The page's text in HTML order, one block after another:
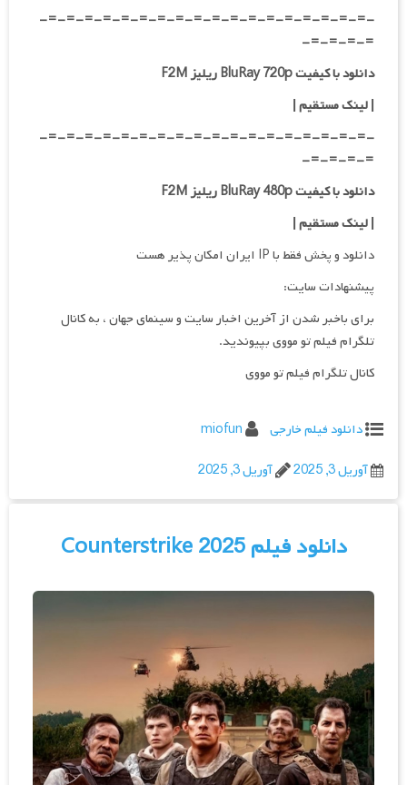
-=-=-=-=-=-=-=-=-=-=-=-=-=-=-=-=-=-=-
=-=-=-=-
دانلود با کیفیت BluRay 720p ریلیز F2M
| لینک مستقیم|
-=-=-=-=-=-=-=-=-=-=-=-=-=-=-=-=-=-=-
=-=-=-=-
دانلود با کیفیت BluRay 480p ریلیز F2M
| لینک مستقیم|
دانلود و پخش فقط با IP ایران امکان پذیر هست
پیشنهادات سایت:
برای باخبر شدن از آخرین اخبار سایت و سینمای جهان ، به کانال
تلگرام فیلم تو مووی بپیوندید.
کانال تلگرام فیلم تو مووی
دانلود فیلم خارجی
miofun
آوریل 3, 2025
آوریل 3, 2025
دانلود فیلم Counterstrike 2025